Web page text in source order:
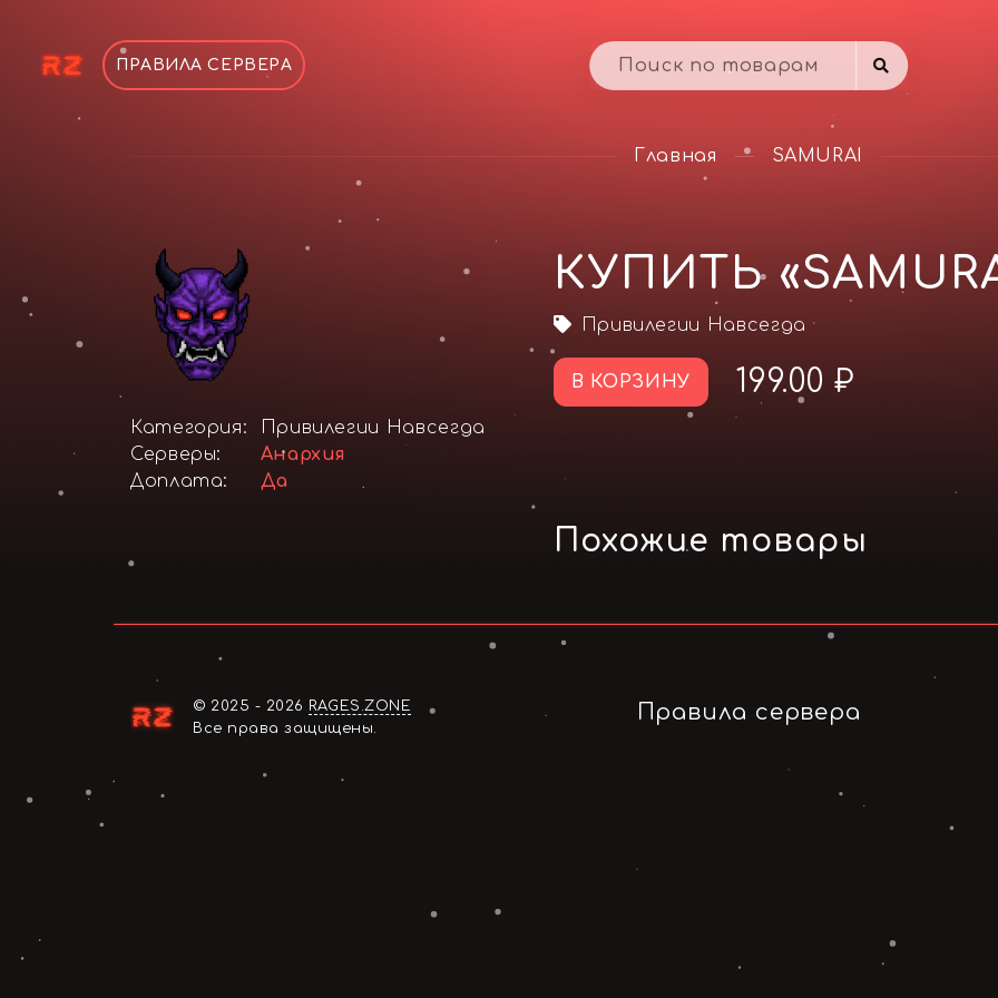
ПРАВИЛА СЕРВЕРА
Главная SAMURAI
Категория:
Привилегии Навсегда
Серверы:
Анархия
Доплата:
Да
КУПИТЬ
Привилегии Навсегда
В КОРЗИНУ 199.00 ₽
Похожие товары
© 2025 - 2026 RAGES.ZONE
Все права защищены.
Правила сервера